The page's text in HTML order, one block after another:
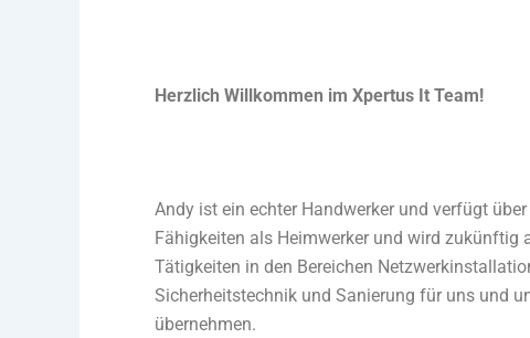
Herzlich Willkommen im Xpertus It Team!
Andy ist ein echter Handwerker und verfügt
Fähigkeiten als Heimwerker und wird zukünftig
Tätigkeiten in den Bereichen
Sicherheitstechnik und Sanierung für uns und
übernehmen.